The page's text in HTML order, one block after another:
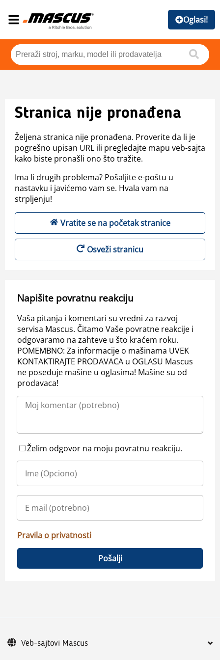
Oglasi!
Stranica nije pronađena
Željena stranica nije pronađena. Proverite da li je
pogrešno upisan URL ili pregledajte mapu veb-sajta
kako biste pronašli ono što tražite.
Ima li drugih problema? Pošaljite e-poštu u
nastavku i javićemo vam se. Hvala vam na
strpljenju!
Vratite se na početak stranice
Osveži stranicu
Napišite povratnu reakciju
Vaša pitanja i komentari su vredni za razvoj
servisa Mascus. Čitamo Vaše povratne reakcije i
odgovaramo na zahteve u što kraćem roku.
POMEMBNO: Za informacije o mašinama UVEK
KONTAKTIRAJTE PRODAVACA u OGLASU Mascus
ne poseduje mašine u oglasima! Mašine su od
prodavaca!
Želim odgovor na moju povratnu reakciju.
Pravila o privatnosti
Pošalji
Veb-sajtovi Mascus